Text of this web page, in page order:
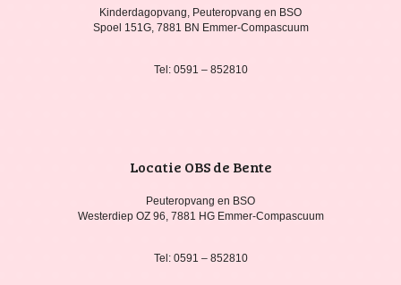
Kinderdagopvang, Peuteropvang en BSO
Spoel 151G, 7881 BN Emmer-Compascuum
Tel: 0591 – 852810
Locatie OBS de Bente
Peuteropvang en BSO
Westerdiep OZ 96, 7881 HG Emmer-Compascuum
Tel: 0591 – 852810